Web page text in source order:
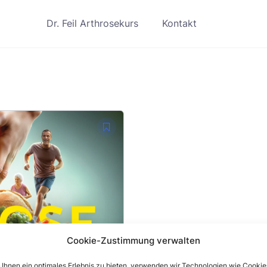
Cookie-Zustimmung verwalten
Dr. Feil Arthrosekurs Kontakt